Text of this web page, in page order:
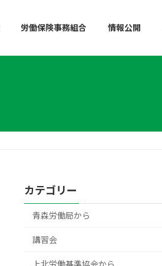
労働保険事務組合 情報公開
カテゴリー
青森労働局から
講習会
上北労働基準協会から